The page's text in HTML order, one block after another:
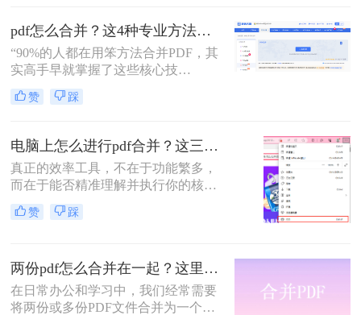
对这一需求时常常感到困惑。那么多
个pdf文件怎么合并成一个文件呢？本
文将详细介绍七种常用且高效的PDF
合并方法，涵盖不同平台、使用场景
和技术水平，助您轻松应对各种PDF
处理需求。
pdf怎么合并？这4种专业方法，让你效率翻倍！
“90%的人都在用笨方法合并PDF，其
实高手早就掌握了这些核心技
巧。”作为一名在电脑办公软件领域
深耕多年的测评博主，每天都会收到
中，“PDF怎么合并”这个问题出现的
频率高居不下。这看似简单的操作，
却实实在在地困扰着众多职场人：报
告整合、资料归档、方案提交……每
一次低效的手动处理，都在悄悄吞噬
你的时间与耐心。
赞 踩
电脑上怎么进行pdf合并？这三招，让你十分钟从小白变高手！
真正的效率工具，不在于功能繁多，
而在于能否精准理解并执行你的核心
意图。“小编，快帮帮我！明早汇报
用的方案，十几份PDF还散着，甲方
紧急求助。
赞 踩
两份pdf怎么合并在一起？这里分享4个合并方法！
在日常办公和学习中，我们经常需要
将两份或多份PDF文件合并为一个，